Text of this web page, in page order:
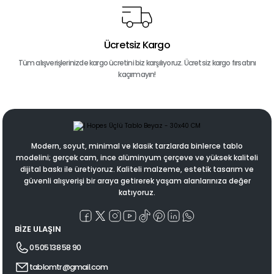
Ücretsiz Kargo
Tüm alışverişlerinizde kargo ücretini biz karşılıyoruz. Ücretsiz kargo fırsatını
kaçırmayın!
Modern, soyut, minimal ve klasik tarzlarda binlerce tablo
modelini; gerçek cam, ince alüminyum çerçeve ve yüksek kaliteli
dijital baskı ile üretiyoruz. Kaliteli malzeme, estetik tasarım ve
güvenli alışverişi bir araya getirerek yaşam alanlarınıza değer
katıyoruz.
BİZE ULAŞIN
0 505 138 58 90
tablomtr@gmail.com